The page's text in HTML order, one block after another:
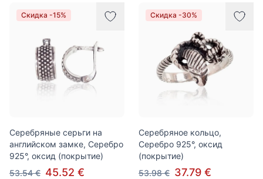
Скидка -15%
Серебряные серьги на
английском замке, Серебро
925°, оксид (покрытие)
53.54 € 45.52 €
Скидка -30%
Серебряное кольцо,
Серебро 925°, оксид
(покрытие)
53.98 € 37.79 €